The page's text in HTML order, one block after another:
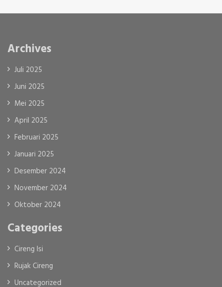
Archives
Juli 2025
Juni 2025
Mei 2025
April 2025
Februari 2025
Januari 2025
Desember 2024
November 2024
Oktober 2024
Categories
Cireng Isi
Rujak Cireng
Uncategorized